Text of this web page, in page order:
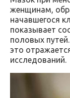
женщинам,
начавшегося
показывает
половых
это
исследований.